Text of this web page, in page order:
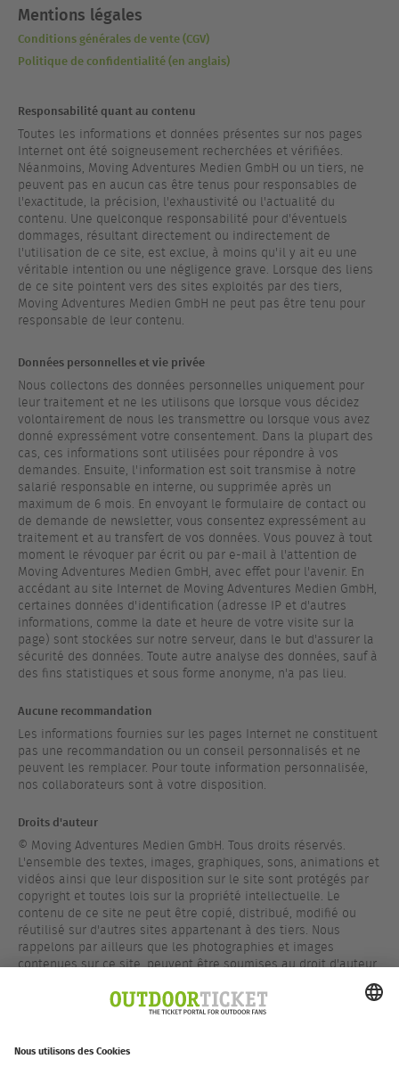
Mentions légales
Conditions générales de vente (CGV)
Politique de confidentialité (en anglais)
Responsabilité quant au contenu
Toutes les informations et données présentes sur nos pages
Internet ont été soigneusement recherchées et vérifiées.
Néanmoins, Moving Adventures Medien GmbH ou un tiers, ne
peuvent pas en aucun cas être tenus pour responsables de
l'exactitude, la précision, l'exhaustivité ou l'actualité du
contenu. Une quelconque responsabilité pour d'éventuels
dommages, résultant directement ou indirectement de
l'utilisation de ce site, est exclue, à moins qu'il y ait eu une
véritable intention ou une négligence grave. Lorsque des liens
de ce site pointent vers des sites exploités par des tiers,
Moving Adventures Medien GmbH ne peut pas être tenu pour
responsable de leur contenu.
Données personnelles et vie privée
Nous collectons des données personnelles uniquement pour
leur traitement et ne les utilisons que lorsque vous décidez
volontairement de nous les transmettre ou lorsque vous avez
donné expressément votre consentement. Dans la plupart des
cas, ces informations sont utilisées pour répondre à vos
demandes. Ensuite, l'information est soit transmise à notre
salarié responsable en interne, ou supprimée après un
maximum de 6 mois. En envoyant le formulaire de contact ou
de demande de newsletter, vous consentez expressément au
traitement et au transfert de vos données. Vous pouvez à tout
moment le révoquer par écrit ou par e-mail à l'attention de
Moving Adventures Medien GmbH, avec effet pour l'avenir. En
accédant au site Internet de Moving Adventures Medien GmbH,
certaines données d'identification (adresse IP et d'autres
informations, comme la date et heure de votre visite sur la
page) sont stockées sur notre serveur, dans le but d'assurer la
sécurité des données. Toute autre analyse des données, sauf à
des fins statistiques et sous forme anonyme, n'a pas lieu.
Aucune recommandation
Les informations fournies sur les pages Internet ne constituent
pas une recommandation ou un conseil personnalisés et ne
peuvent les remplacer. Pour toute information personnalisée,
nos collaborateurs sont à votre disposition.
Droits d'auteur
© Moving Adventures Medien GmbH. Tous droits réservés.
L'ensemble des textes, images, graphiques, sons, animations et
vidéos ainsi que leur disposition sur le site sont protégés par
copyright et toutes lois sur la propriété intellectuelle. Le
contenu de ce site ne peut être copié, distribué, modifié ou
réutilisé sur d'autres sites appartenant à des tiers. Nous
rappelons par ailleurs que les photographies et images
contenues sur ce site, peuvent être soumises au droit d'auteur
protégées par le droit des marques.